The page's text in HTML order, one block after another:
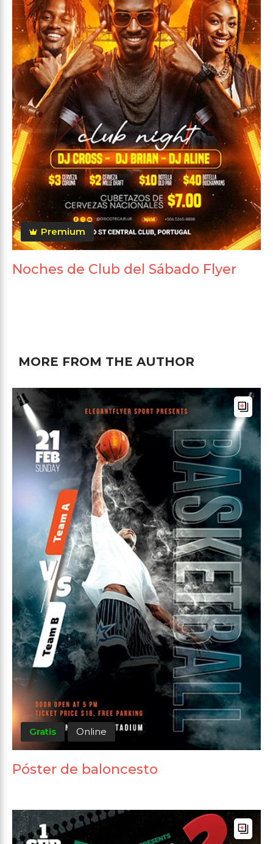
Premium
Noches de Club del Sábado Flyer
MORE FROM THE AUTHOR
Gratis Online
Póster de baloncesto